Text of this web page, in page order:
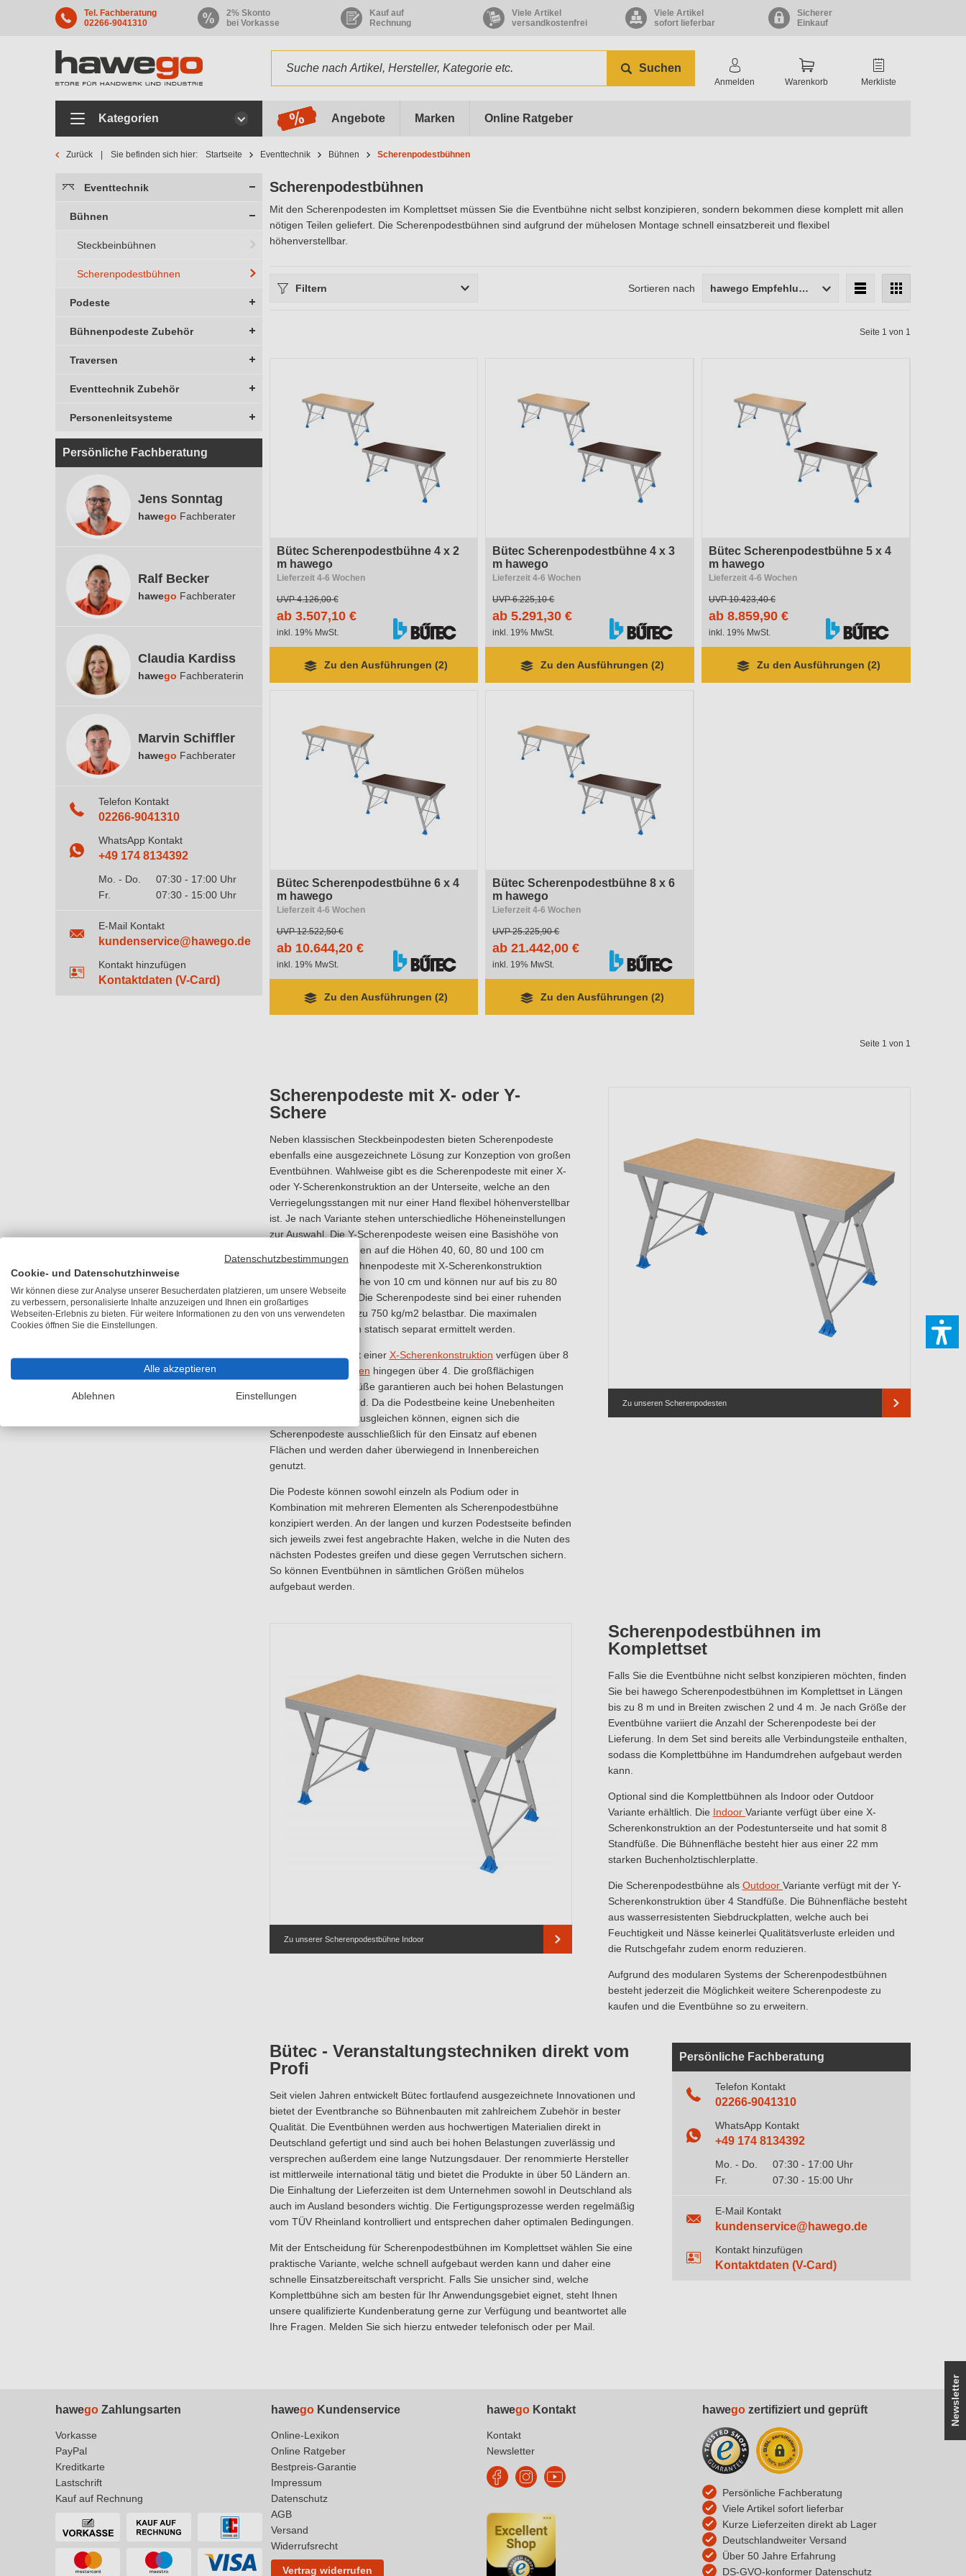
Tel. Fachberatung
02266-9041310
2% Skonto
bei Vorkasse
Kauf auf
Rechnung
Viele Artikel
versandkostenfrei
Viele Artikel
sofort lieferbar
Sicherer
Einkauf
Suchen
Anmelden Warenkorb Merkliste
Kategorien Angebote Marken Online Ratgeber
Zurück Sie befinden sich hier: Startseite Eventtechnik Bühnen Scherenpodestbühnen
Eventtechnik
Bühnen
Steckbeinbühnen
Scherenpodestbühnen
Podeste
Bühnenpodeste Zubehör
Traversen
Eventtechnik Zubehör
Personenleitsysteme
Persönliche Fachberatung
Jens Sonntag
hawego Fachberater
Ralf Becker
hawego Fachberater
Claudia Kardiss
hawego Fachberaterin
Marvin Schiffler
hawego Fachberater
Telefon Kontakt
02266-9041310
WhatsApp Kontakt
+49 174 8134392
Mo. - Do.
07:30 - 17:00 Uhr
Fr.
07:30 - 15:00 Uhr
E-Mail Kontakt
kundenservice@hawego.de
Kontakt hinzufügen
Kontaktdaten (V-Card)
Scherenpodestbühnen
Mit den Scherenpodesten im Komplettset müssen Sie die Eventbühne nicht selbst konzipieren, sondern bekommen diese komplett mit allen
nötigen Teilen geliefert. Die Scherenpodestbühnen sind aufgrund der mühelosen Montage schnell einsatzbereit und flexibel
höhenverstellbar.
Filtern Sortieren nach hawego Empfehlung
Ausführung Deckplatte Ausführung Beine
Seite 1 von 1
Bütec Scherenpodestbühne 4 x 2
m hawego
Lieferzeit 4-6 Wochen
UVP4.126,00 €
ab 3.507,10 €
inkl. 19% MwSt.
Zu den Ausführungen (2)
Bütec Scherenpodestbühne 4 x 3
m hawego
Lieferzeit 4-6 Wochen
UVP6.225,10 €
ab 5.291,30 €
inkl. 19% MwSt.
Zu den Ausführungen (2)
Bütec Scherenpodestbühne 5 x 4
m hawego
Lieferzeit 4-6 Wochen
UVP10.423,40 €
ab 8.859,90 €
inkl. 19% MwSt.
Zu den Ausführungen (2)
Bütec Scherenpodestbühne 6 x 4
m hawego
Lieferzeit 4-6 Wochen
UVP12.522,50 €
ab 10.644,20 €
inkl. 19% MwSt.
Zu den Ausführungen (2)
Bütec Scherenpodestbühne 8 x 6
m hawego
Lieferzeit 4-6 Wochen
UVP25.225,90 €
ab 21.442,00 €
inkl. 19% MwSt.
Zu den Ausführungen (2)
Seite 1 von 1
Scherenpodeste mit X- oder Y-
Schere
Neben klassischen Steckbeinpodesten bieten Scherenpodeste
ebenfalls eine ausgezeichnete Lösung zur Konzeption von großen
Eventbühnen. Wahlweise gibt es die Scherenpodeste mit einer X-
oder Y-Scherenkonstruktion an der Unterseite, welche an den
Verriegelungsstangen mit nur einer Hand flexibel höhenverstellbar
ist. Je nach Variante stehen unterschiedliche Höheneinstellungen
zur Auswahl. Die Y-Scherenpodeste weisen eine Basishöhe von
20 cm auf und können auf die Höhen 40, 60, 80 und 100 cm
verstellt werden. Bühnenpodeste mit X-Scherenkonstruktion
haben eine Basishöhe von 10 cm und können nur auf bis zu 80
cm erhöht werden. Die Scherenpodeste sind bei einer ruhenden
Flächenlast mit bis zu 750 kg/m2 belastbar. Die maximalen
Punktlasten müssen statisch separat ermittelt werden.
Scherenpodeste mit einer X-Scherenkonstruktion verfügen über 8
Y-Scheren hingegen über 4. Die großflächigen
Kunststoffschwenkfüße garantieren auch bei hohen Belastungen
einen sicheren Stand. Da die Podestbeine keine Unebenheiten
oder Bodenwellen ausgleichen können, eignen sich die
Scherenpodeste ausschließlich für den Einsatz auf ebenen
Flächen und werden daher überwiegend in Innenbereichen
genutzt.
Die Podeste können sowohl einzeln als Podium oder in
Kombination mit mehreren Elementen als Scherenpodestbühne
konzipiert werden. An der langen und kurzen Podestseite befinden
sich jeweils zwei fest angebrachte Haken, welche in die Nuten des
nächsten Podestes greifen und diese gegen Verrutschen sichern.
So können Eventbühnen in sämtlichen Größen mühelos
aufgebaut werden.
Zu unseren Scherenpodesten
Scherenpodestbühnen im
Komplettset
Falls Sie die Eventbühne nicht selbst konzipieren möchten, finden
Sie bei hawego Scherenpodestbühnen im Komplettset in Längen
bis zu 8 m und in Breiten zwischen 2 und 4 m. Je nach Größe der
Eventbühne variiert die Anzahl der Scherenpodeste bei der
Lieferung. In dem Set sind bereits alle Verbindungsteile enthalten,
sodass die Komplettbühne im Handumdrehen aufgebaut werden
kann.
Optional sind die Komplettbühnen als Indoor oder Outdoor
Variante erhältlich. Die Indoor Variante verfügt über eine X-
Scherenkonstruktion an der Podestunterseite und hat somit 8
Standfüße. Die Bühnenfläche besteht hier aus einer 22 mm
starken Buchenholztischlerplatte.
Die Scherenpodestbühne als Outdoor Variante verfügt mit der Y-
Scherenkonstruktion über 4 Standfüße. Die Bühnenfläche besteht
aus wasserresistenten Siebdruckplatten, welche auch bei
Feuchtigkeit und Nässe keinerlei Qualitätsverluste erleiden und
die Rutschgefahr zudem enorm reduzieren.
Aufgrund des modularen Systems der Scherenpodestbühnen
besteht jederzeit die Möglichkeit weitere Scherenpodeste zu
kaufen und die Eventbühne so zu erweitern.
Zu unserer Scherenpodestbühne Indoor
Bütec - Veranstaltungstechniken direkt vom
Profi
Seit vielen Jahren entwickelt Bütec fortlaufend ausgezeichnete Innovationen und
bietet der Eventbranche so Bühnenbauten mit zahlreichem Zubehör in bester
Qualität. Die Eventbühnen werden aus hochwertigen Materialien direkt in
Deutschland gefertigt und sind auch bei hohen Belastungen zuverlässig und
versprechen außerdem eine lange Nutzungsdauer. Der renommierte Hersteller
ist mittlerweile international tätig und bietet die Produkte in über 50 Ländern an.
Die Einhaltung der Lieferzeiten ist dem Unternehmen sowohl in Deutschland als
auch im Ausland besonders wichtig. Die Fertigungsprozesse werden regelmäßig
vom TÜV Rheinland kontrolliert und entsprechen daher optimalen Bedingungen.
Mit der Entscheidung für Scherenpodestbühnen im Komplettset wählen Sie eine
praktische Variante, welche schnell aufgebaut werden kann und daher eine
schnelle Einsatzbereitschaft verspricht. Falls Sie unsicher sind, welche
Komplettbühne sich am besten für Ihr Anwendungsgebiet eignet, steht Ihnen
unsere qualifizierte Kundenberatung gerne zur Verfügung und beantwortet alle
Ihre Fragen. Melden Sie sich hierzu entweder telefonisch oder per Mail.
Persönliche Fachberatung
Telefon Kontakt
02266-9041310
WhatsApp Kontakt
+49 174 8134392
Mo. - Do.
07:30 - 17:00 Uhr
Fr.
07:30 - 15:00 Uhr
E-Mail Kontakt
kundenservice@hawego.de
Kontakt hinzufügen
Kontaktdaten (V-Card)
Newsletter
hawego Zahlungsarten
Vorkasse
PayPal
Kreditkarte
Lastschrift
Kauf auf Rechnung
hawego Kundenservice
Online-Lexikon
Online Ratgeber
Bestpreis-Garantie
Impressum
Datenschutz
AGB
Versand
Widerrufsrecht
Vertrag widerrufen
hawego Kontakt
Kontakt
Newsletter
hawego zertifiziert und geprüft
Persönliche Fachberatung
Viele Artikel sofort lieferbar
Kurze Lieferzeiten direkt ab Lager
Deutschlandweiter Versand
Über 50 Jahre Erfahrung
DS-GVO-konformer Datenschutz
Datenschutzbestimmungen
Cookie- und Datenschutzhinweise
Wir können diese zur Analyse unserer Besucherdaten platzieren, um unsere Webseite
zu verbessern, personalisierte Inhalte anzuzeigen und Ihnen ein großartiges
Webseiten-Erlebnis zu bieten. Für weitere Informationen zu den von uns verwendeten
Cookies öffnen Sie die Einstellungen.
Alle akzeptieren
Ablehnen Einstellungen